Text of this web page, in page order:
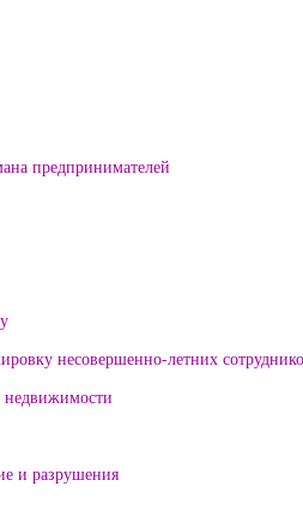
предпринимателей
несовершенно-летних
недвижимости
и разрушения